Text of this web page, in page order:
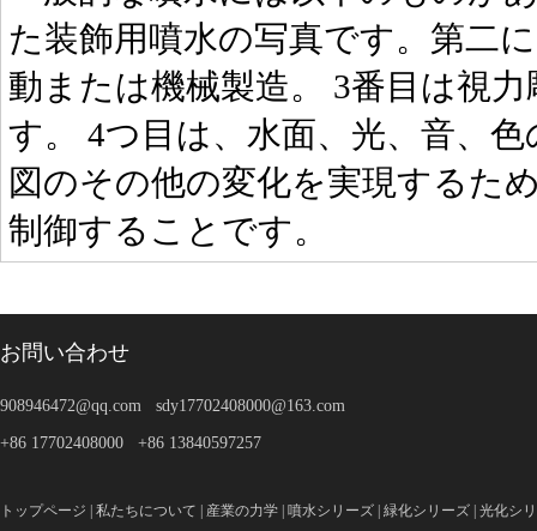
た装飾用噴水の写真です。第二
動または機械製造。 3番目は視
す。 4つ目は、水面、光、音、
図のその他の変化を実現するた
制御することです。
お問い合わせ
908946472@qq.com sdy17702408000@163.com
+86 17702408000 +86 13840597257
トップページ 私たちについて 産業の力学 噴水シリーズ 緑化シリーズ 光化シ